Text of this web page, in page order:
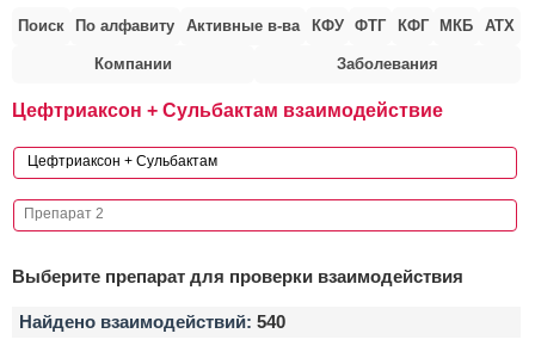
Поиск По алфавиту Активные в-ва КФУ ФТГ КФГ МКБ АТХ
Компании Заболевания
Цефтриаксон + Сульбактам взаимодействие
Выберите препарат для проверки взаимодействия
Найдено взаимодействий: 540